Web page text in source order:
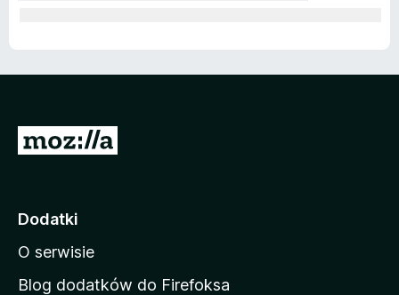
S
o
a
d
Dodatki
O serwisie
Blog dodatków do Firefoksa